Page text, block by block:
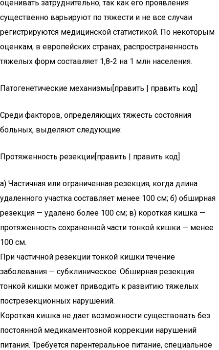
оценивать затруднительно, так как его проявления
существенно варьируют по тяжести и не все случаи
регистрируются медицинской статистикой. По некоторым
оценкам, в европейских странах, распространенность
тяжелых форм составляет 1,8-2 на 1 млн населения.
Патогенетические механизмы[править | править код]
Среди факторов, определяющих тяжесть состояния
больных, выделяют следующие:
Протяженность резекции[править | править код]
а) Частичная или ограниченная резекция, когда длина
удаленного участка составляет менее 100 см; б) обширная
резекция — удалено более 100 см; в) короткая кишка —
протяженность сохраненной части тонкой кишки — менее
100 см.
При частичной резекции тонкой кишки течение
заболевания — субклиническое. Обширная резекция
тонкой кишки может приводить к развитию тяжелых
пострезекционных нарушений.
Короткая кишка не дает возможности существовать без
постоянной медикаментозной коррекции нарушений
питания. Требуется парентеральное питание, специальное